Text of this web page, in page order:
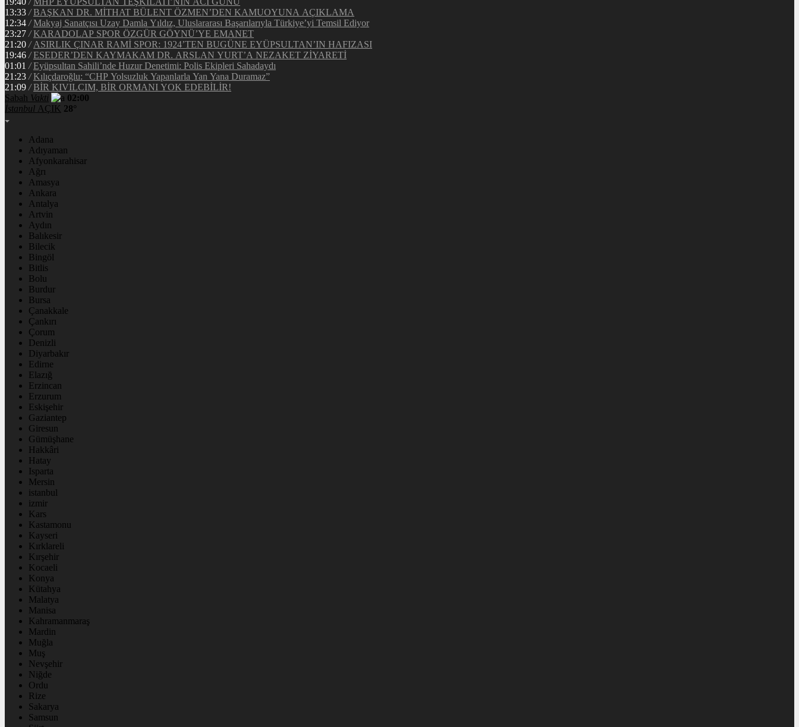
13:33 / BAŞKAN DR. MİTHAT BÜLENT ÖZMEN’DEN KAMUOYUNA AÇIKLAMA
12:34 / Makyaj Sanatçısı Uzay Damla Yıldız, Uluslararası Başarılarıyla Türkiye’yi Temsil Ediyor
23:27 / KARADOLAP SPOR ÖZGÜR GÖYNÜ’YE EMANET
21:20 / ASIRLIK ÇINAR RAMİ SPOR: 1924’TEN BUGÜNE EYÜPSULTAN’IN HAFIZASI
19:46 / ESEDER’DEN KAYMAKAM DR. ARSLAN YURT’A NEZAKET ZİYARETİ
01:01 / Eyüpsultan Sahili’nde Huzur Denetimi: Polis Ekipleri Sahadaydı
21:23 / Kılıçdaroğlu: “CHP Yolsuzluk Yapanlarla Yan Yana Duramaz”
21:09 / BİR KIVILCIM, BİR ORMANI YOK EDEBİLİR!
Sabah Vakti
02:00
İstanbul AÇIK 28°
Adana
Adıyaman
Afyonkarahisar
Ağrı
Amasya
Ankara
Antalya
Artvin
Aydın
Balıkesir
Bilecik
Bingöl
Bitlis
Bolu
Burdur
Bursa
Çanakkale
Çankırı
Çorum
Denizli
Diyarbakır
Edirne
Elazığ
Erzincan
Erzurum
Eskişehir
Gaziantep
Giresun
Gümüşhane
Hakkâri
Hatay
Isparta
Mersin
istanbul
izmir
Kars
Kastamonu
Kayseri
Kırklareli
Kırşehir
Kocaeli
Konya
Kütahya
Malatya
Manisa
Kahramanmaraş
Mardin
Muğla
Muş
Nevşehir
Niğde
Ordu
Rize
Sakarya
Samsun